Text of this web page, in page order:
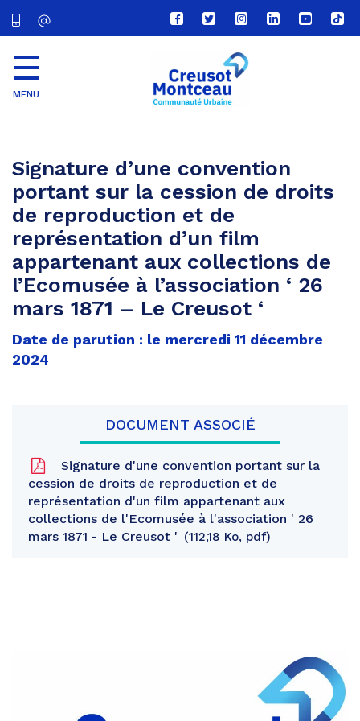
Lien
vers
compte
Facebook
Lien
vers
compte
Twitter
Lien
vers
le
compte
Lien
vers
Lien
vers
Lien
vers
MENU
Signature d’une convention
portant sur la cession de droits
de reproduction et de
représentation d’un film
appartenant aux collections de
l’Ecomusée à l’association ‘ 26
mars 1871 – Le Creusot ‘
Date de parution : le mercredi 11 décembre
2024
DOCUMENT ASSOCIÉ
Signature d'une convention portant sur la
cession de droits de reproduction et de
représentation d'un film appartenant aux
collections de l'Ecomusée à l'association ' 26
mars 1871 - Le Creusot '
112,18 Ko, pdf
Partager